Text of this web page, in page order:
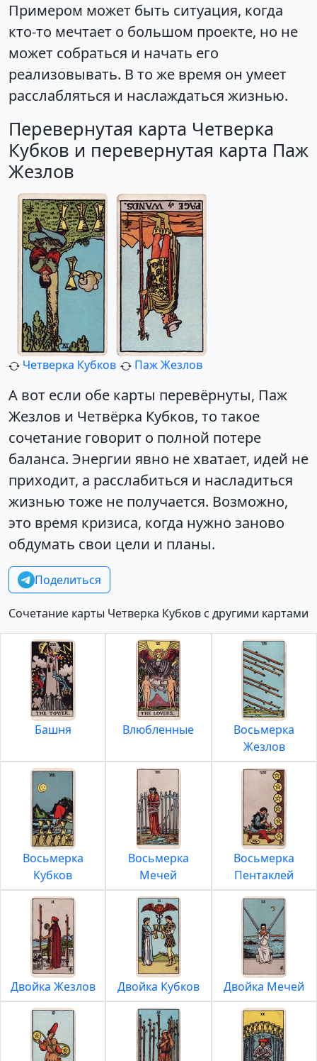
Примером может быть ситуация, когда
кто-то мечтает о большом проекте, но не
может собраться и начать его
реализовывать. В то же время он умеет
расслабляться и наслаждаться жизнью.
Перевернутая карта Четверка
Кубков и перевернутая карта Паж
Жезлов
Четверка Кубков Паж Жезлов
А вот если обе карты перевёрнуты, Паж
Жезлов и Четвёрка Кубков, то такое
сочетание говорит о полной потере
баланса. Энергии явно не хватает, идей не
приходит, а расслабиться и насладиться
жизнью тоже не получается. Возможно,
это время кризиса, когда нужно заново
обдумать свои цели и планы.
Поделиться
Сочетание карты Четверка Кубков с другими картами
Башня Влюбленные
Восьмерка
Жезлов
Восьмерка
Кубков
Восьмерка
Мечей
Восьмерка
Пентаклей
Двойка Жезлов Двойка Кубков Двойка Мечей